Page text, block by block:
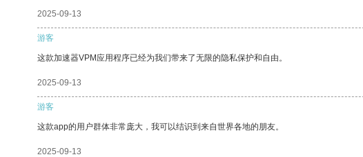
2025-09-13
游客
这款加速器VPM应用程序已经为我们带来了无限的隐私保护和自由。
2025-09-13
游客
这款app的用户群体非常庞大，我可以结识到来自世界各地的朋友。
2025-09-13